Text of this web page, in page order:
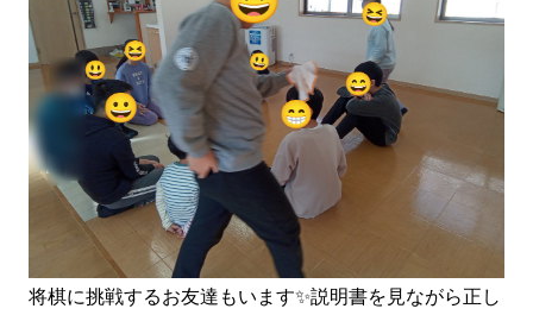
将棋に挑戦するお友達もいます✨説明書を見ながら正し